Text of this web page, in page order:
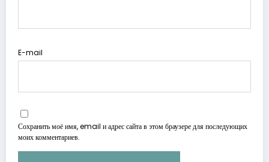
E-mail
Сохранить моё имя, email и адрес сайта в этом браузере для последующих
моих комментариев.